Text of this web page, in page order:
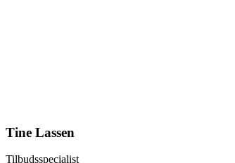
Tine Lassen
Tilbudsspecialist